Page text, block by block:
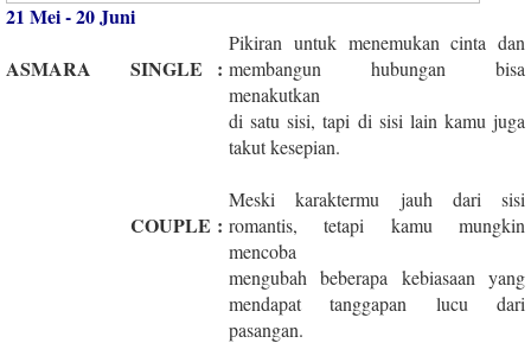
21 Mei - 20 Juni
ASMARA
SINGLE :
Pikiran untuk menemukan cinta dan
membangun hubungan bisa
menakutkan
di satu sisi, tapi di sisi lain kamu juga
takut kesepian.
COUPLE :
Meski karaktermu jauh dari sisi
romantis, tetapi kamu mungkin
mencoba
mengubah beberapa kebiasaan yang
mendapat tanggapan lucu dari
pasangan.